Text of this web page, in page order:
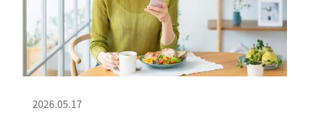
2026.05.17